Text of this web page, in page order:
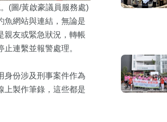
(圖/黃啟豪議員服務處)
魚網站與連結，無論是
親友或緊急狀況，轉帳
連繫並報警處理。
身份涉及刑事案件作為
上製作筆錄，這些都是